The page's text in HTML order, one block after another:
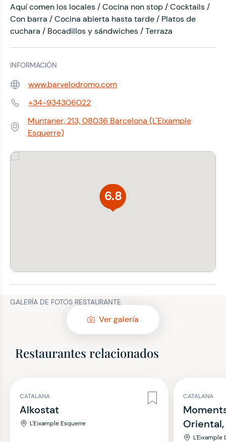
Aquí comen los locales / Cocina non stop / Cocktails /
Con barra / Cocina abierta hasta tarde / Platos de
cuchara / Bocadillos y sándwiches / Terraza
INFORMACIÓN
Web: www.barvelodromo.com
Teléfono:+34-934306022
Dirección:
Muntaner, 213, 08036 Barcelona (L'Eixample
Esquerre)
6.8
GALERÍA DE FOTOS RESTAURANTE
Ver galería
Restaurantes relacionados
CATALANA
Alkostat
L'Eixample Esquerre
CATALANA
L'Eixample